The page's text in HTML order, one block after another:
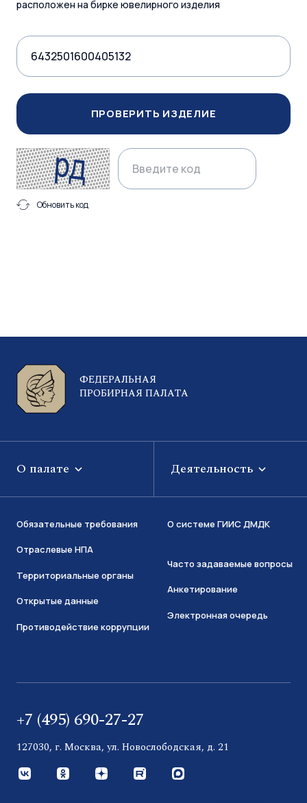
расположен на бирке ювелирного изделия
ПРОВЕРИТЬ ИЗДЕЛИЕ
Обновить код
ФЕДЕРАЛЬНАЯ
ПРОБИРНАЯ ПАЛАТА
О палате Деятельность
Обязательные требования
Отраслевые НПА
Территориальные органы
Открытые данные
Противодействие коррупции
О системе ГИИС ДМДК
Часто задаваемые вопросы
Анкетирование
Электронная очередь
+7 (495) 690-27-27
127030, г. Москва, ул. Новослободская, д. 21